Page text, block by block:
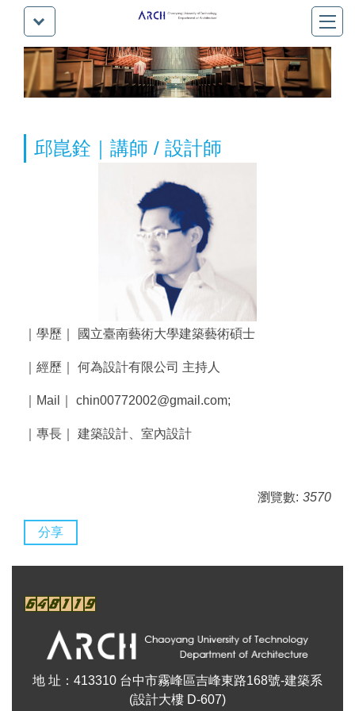
邱崑銓｜講師 / 設計師
｜學歷｜ 國立臺南藝術大學建築藝術碩士
｜經歷｜ 何為設計有限公司 主持人
｜Mail｜ chin00772002@gmail.com;
｜專長｜ 建築設計、室內設計
瀏覽數: 3570
分享
地 址：413310 台中市霧峰區吉峰東路168號-建築系
(設計大樓 D-607)